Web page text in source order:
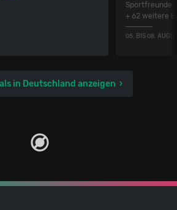
Sportfreunde
+ 62 weitere
05. BIS 08.
in Deutschland anzeigen